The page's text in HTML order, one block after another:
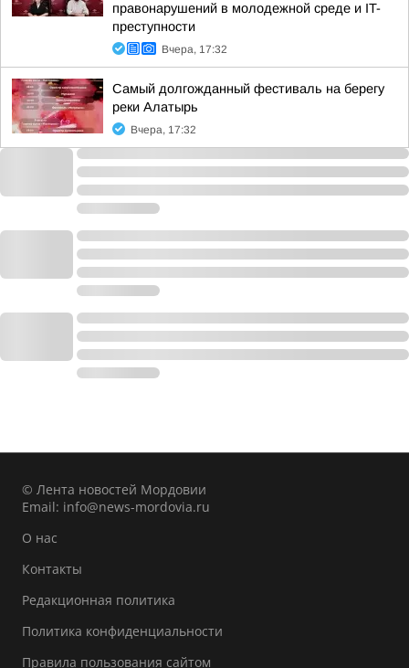
правонарушений в молодежной среде и IT-
преступности
Вчера, 17:32
Самый долгожданный фестиваль на берегу
реки Алатырь
Вчера, 17:32
© Лента новостей Мордовии
Email: info@news-mordovia.ru
О нас
Контакты
Редакционная политика
Политика конфиденциальности
Правила пользования сайтом